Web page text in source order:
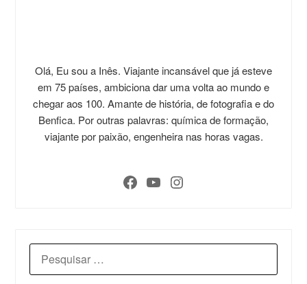
Olá, Eu sou a Inês. Viajante incansável que já esteve
em 75 países, ambiciona dar uma volta ao mundo e
chegar aos 100. Amante de história, de fotografia e do
Benfica. Por outras palavras: química de formação,
viajante por paixão, engenheira nas horas vagas.